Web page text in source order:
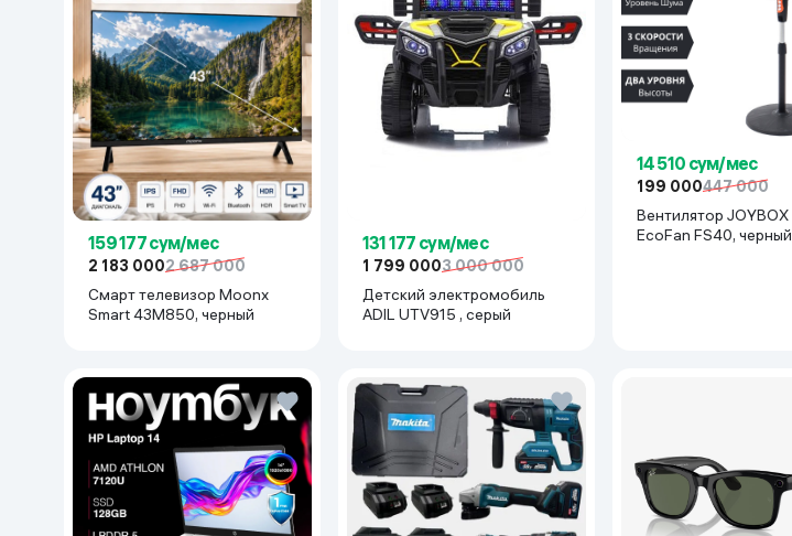
159 177 сум/мес
2 183 0002 687 000
Смарт телевизор Moonx
Smart 43M850, черный
131 177 сум/мес
1 799 0003 000 000
Детский электромобиль
ADIL UTV915 , серый
14 510 сум/мес
199 000447 000
Вентилятор JOYBOX
EcoFan FS40, черный